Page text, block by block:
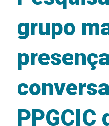
grupo
PPGCIC